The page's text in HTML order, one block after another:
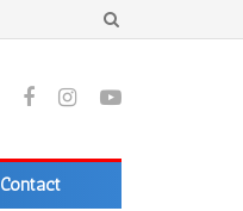
Contact